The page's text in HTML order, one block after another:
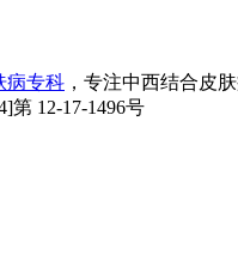
病专科 ，专注中西结合皮
第 12-17-1496号